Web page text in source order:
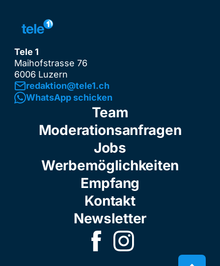
Tele 1
Maihofstrasse 76
6006 Luzern
redaktion@tele1.ch
WhatsApp schicken
Team
Moderationsanfragen
Jobs
Werbemöglichkeiten
Empfang
Kontakt
Newsletter